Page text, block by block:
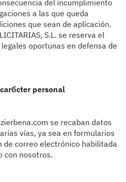
del incumplimiento
a las que queda
que sean de aplicación.
S.L. se reserva el
oportunas en defensa de
personal
se recaban datos
vías, ya sea en formularios
de correo electrónico habilitada
con nosotros.